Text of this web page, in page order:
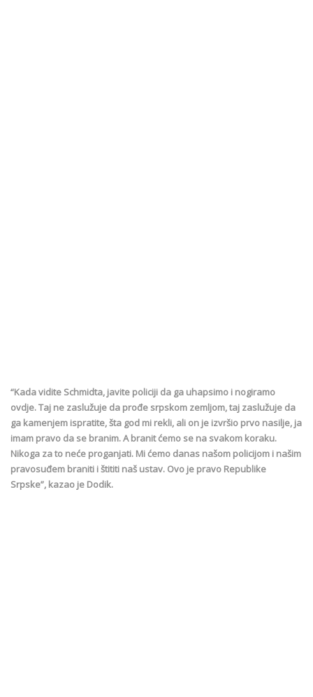
“Kada vidite Schmidta, javite policiji da ga uhapsimo i nogiramo
ovdje. Taj ne zaslužuje da prođe srpskom zemljom, taj zaslužuje da
ga kamenjem ispratite, šta god mi rekli, ali on je izvršio prvo nasilje, ja
imam pravo da se branim. A branit ćemo se na svakom koraku.
Nikoga za to neće proganjati. Mi ćemo danas našom policijom i našim
pravosuđem braniti i štititi naš ustav. Ovo je pravo Republike
Srpske”, kazao je Dodik.